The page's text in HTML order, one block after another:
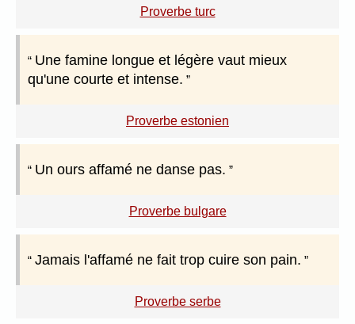
Proverbe turc
Une famine longue et légère vaut mieux
qu'une courte et intense.
Proverbe estonien
Un ours affamé ne danse pas.
Proverbe bulgare
Jamais l'affamé ne fait trop cuire son pain.
Proverbe serbe